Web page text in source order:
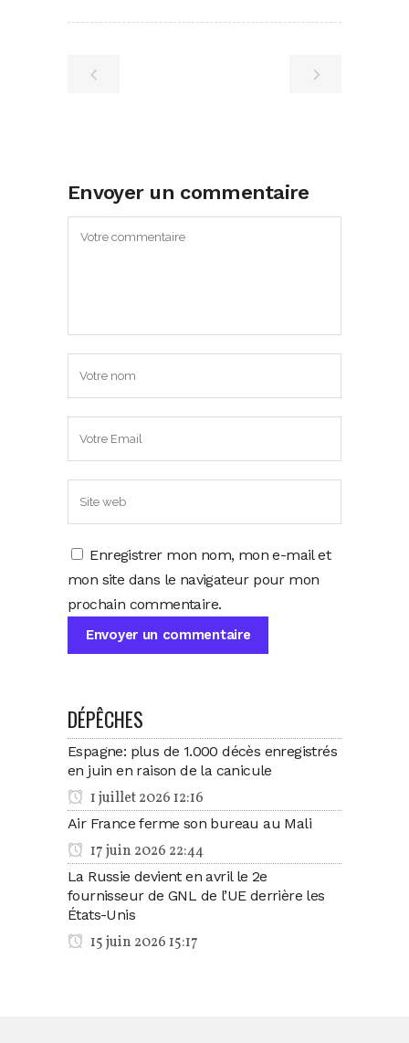
Envoyer un commentaire
Enregistrer mon nom, mon e-mail et
mon site dans le navigateur pour mon
prochain commentaire.
DÉPÊCHES
Espagne: plus de 1.000 décès enregistrés
en juin en raison de la canicule
1 juillet 2026 12:16
Air France ferme son bureau au Mali
17 juin 2026 22:44
La Russie devient en avril le 2e
fournisseur de GNL de l’UE derrière les
États-Unis
15 juin 2026 15:17